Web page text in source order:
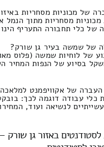
של מכוניות מסחריות
מכוניות מסחריות מתוך
תחבורה התעריף הינו 440 ועד 250 שקל.
של שמשה בעיר גן שורק?
של לוחיות שמשה (פלוס
של אקוויפמנט
כלי עבודה דוגמה לכך:
באזור גן שורק